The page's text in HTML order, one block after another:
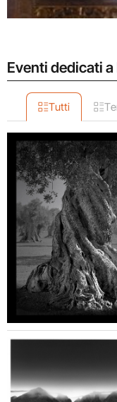
Eventi dedicati
Tutti